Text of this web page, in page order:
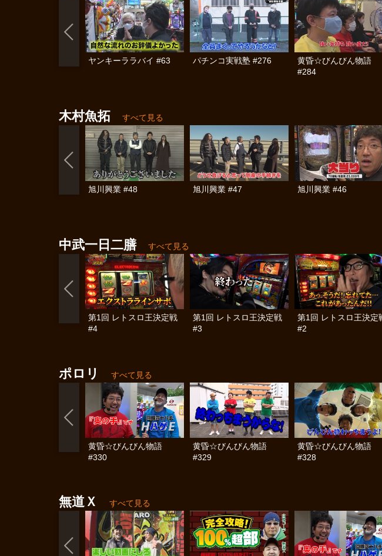
ヤンキーララバイ #63 パチンコ実戦塾 #276
黄昏☆びんびん物語
#284
木村魚拓 すべて見る
旭川興業 #48 旭川興業 #47 旭川興業 #46
中武一日二膳 すべて見る
第1回 レトスロ王決定戦
#4
第1回 レトスロ王決定戦
#3
第1回 レトスロ王決定
#2
ポロリ すべて見る
黄昏☆びんびん物語
#330
黄昏☆びんびん物語
#329
黄昏☆びんびん物語
#328
無道Ｘ すべて見る